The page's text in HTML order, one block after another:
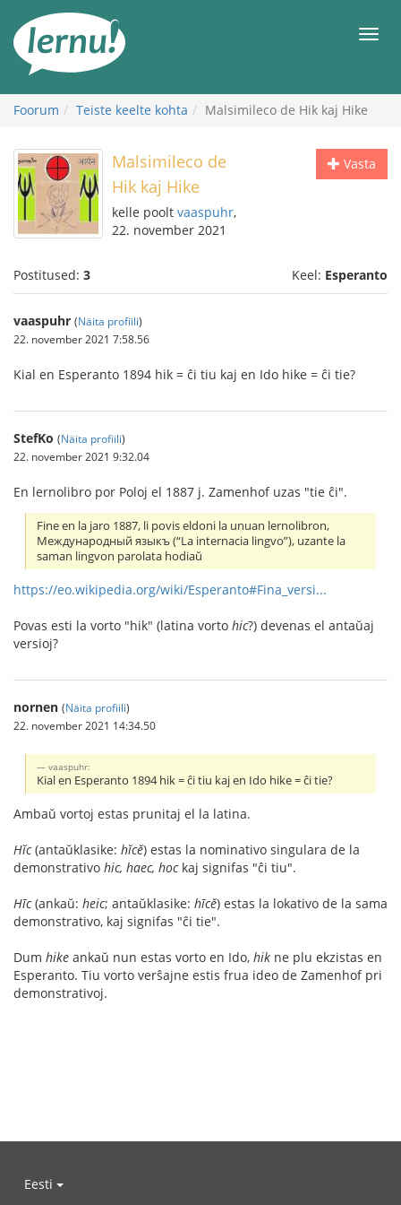
juurde
Foorum Teiste keelte kohta Malsimileco de Hik kaj Hike
Vasta
Malsimileco de
Hik kaj Hike
kelle poolt vaaspuhr,
22. november 2021
Postitused: 3 Keel: Esperanto
vaaspuhr (Näita profiili)
22. november 2021 7:58.56
Kial en Esperanto 1894 hik = ĉi tiu kaj en Ido hike = ĉi tie?
StefKo (Näita profiili)
22. november 2021 9:32.04
En lernolibro por Poloj el 1887 j. Zamenhof uzas "tie ĉi".
Fine en la jaro 1887, li povis eldoni la unuan lernolibron,
Международный языкъ (“La internacia lingvo”), uzante la
saman lingvon parolata hodiaŭ
https://eo.wikipedia.org/wiki/Esperanto#Fina_versi...
Povas esti la vorto "hik" (latina vorto hic?) devenas el antaŭaj
versioj?
nornen (Näita profiili)
22. november 2021 14:34.50
vaaspuhr:
Kial en Esperanto 1894 hik = ĉi tiu kaj en Ido hike = ĉi tie?
Ambaŭ vortoj estas prunitaj el la latina.
Hĭc(antaŭklasike: hĭcĕ) estas la nominativo singulara de la
demonstrativo hic, haec, hockaj signifas "ĉi tiu".
Hīc(ankaŭ: heic; antaŭklasike: hīcĕ) estas la lokativo de la sama
demonstrativo, kaj signifas "ĉi tie".
Dum hike ankaŭ nun estas vorto en Ido, hik ne plu ekzistas en
Esperanto. Tiu vorto verŝajne estis frua ideo de Zamenhof pri
demonstrativoj.
Eesti